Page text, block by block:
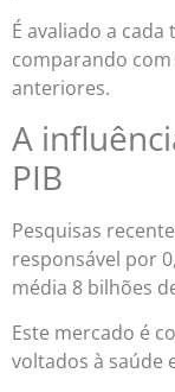
É avaliado a
comparando
anteriores.
A
PIB
Pesquisas
responsável por
média 8 bilhões
Este mercado é
voltados à saúde